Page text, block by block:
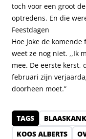
toch voor een groot
optredens. En die
Feestdagen
Hoe Joke de
weet ze nog niet. ,,Ik
mee. De eerste kerst,
februari zijn
doorheen moet.”
TAGS
KOOS ALBERTS